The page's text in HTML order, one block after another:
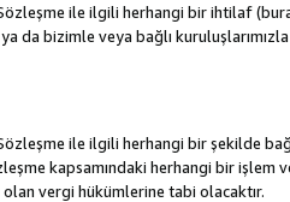
ile ilgili herhangi bir ihtilaf
da bizimle veya bağlı
ile ilgili herhangi bir şekilde
kapsamındaki herhangi bir işlem
vergi hükümlerine tabi olacaktır.